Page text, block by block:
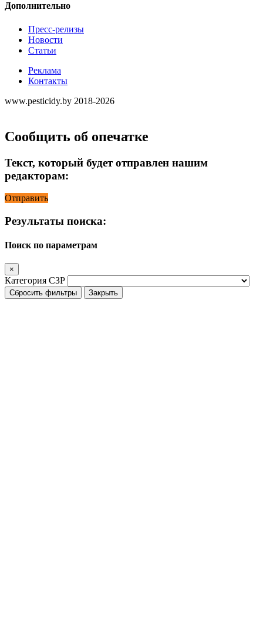
Дополнительно
Пресс-релизы
Новости
Статьи
Реклама
Контакты
www.pesticidy.by 2018-2026
Сообщить об опечатке
Текст, который будет отправлен нашим
редакторам:
Отправить
Результаты поиска:
Поиск по параметрам
×
Категория СЗР
Сбросить фильтры Закрыть